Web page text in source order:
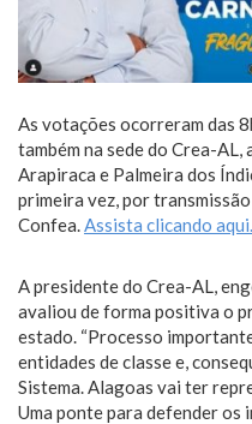
As votações ocorreram das
também na sede do Crea-AL,
Arapiraca e Palmeira dos
primeira vez, por
Confea.Assista clicando aqui.
A presidente do Crea-AL,
avaliou de forma positiva o
estado. “Processo
entidades de classe e,
Sistema. Alagoas vai ter
Uma ponte para defender os